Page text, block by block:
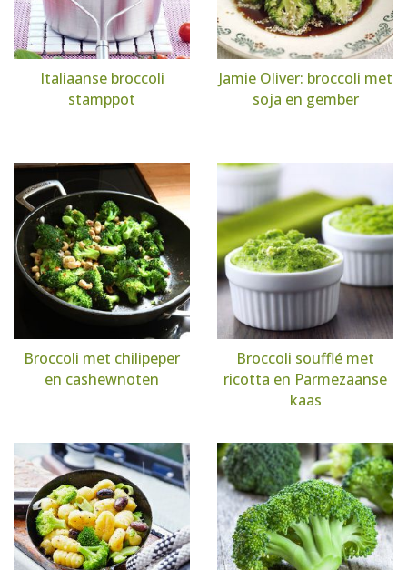
Italiaanse broccoli
stamppot
Jamie Oliver: broccoli met
soja en gember
Broccoli met chilipeper
en cashewnoten
Broccoli soufflé met
ricotta en Parmezaanse
kaas